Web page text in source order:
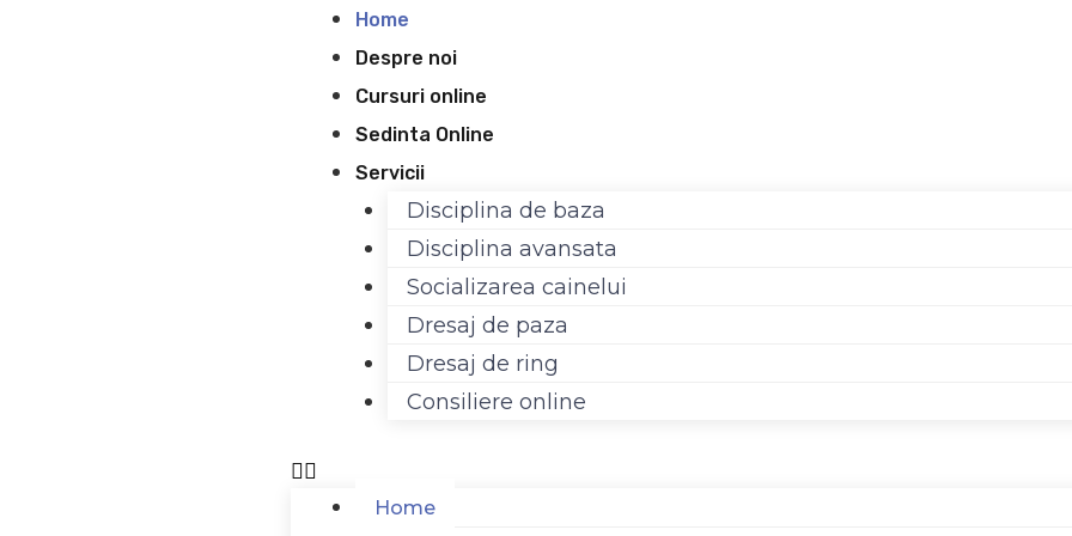
Home
Despre noi
Cursuri online
Sedinta Online
Servicii
Disciplina de baza
Disciplina avansata
Socializarea cainelui
Dresaj de paza
Dresaj de ring
Consiliere online
Meniu
Home